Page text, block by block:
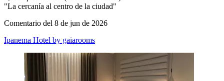
"La cercanía al centro de la ciudad"
Comentario del 8 de jun de 2026
Ipanema Hotel by gaiarooms